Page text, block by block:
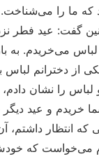
که ما را می‌شناخت.
گفت: عید فطر
می‌خریدم. به
از دخترانم لباس
را نشان دادم،
خریدم و عید
انتظار داشتم،
می‌خواست که